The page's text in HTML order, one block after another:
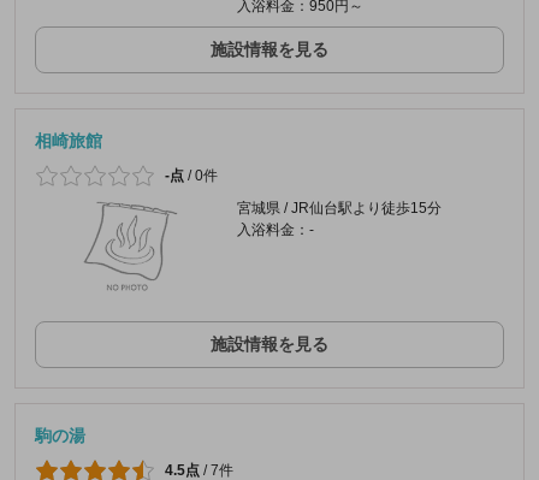
入浴料金：950円～
施設情報を見る
相崎旅館
-点 /0件
宮城県 / JR仙台駅より徒歩15分
入浴料金：-
施設情報を見る
駒の湯
4.5点 /7件